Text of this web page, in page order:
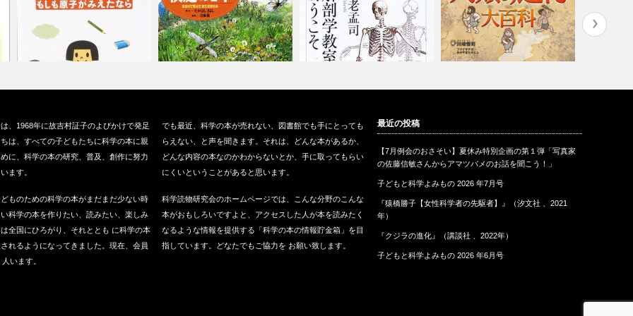
（仮説社、20…
2003）
くま文庫、2…
、1968年に故吉村証子のよびかけで発足
は、すべての子どもたちに科学の本に親
に、科学の本の研究、普及、創作に努力
ます。
ものための科学の本がまだまだ少ない時
科学の本を作りたい、読みたい、楽しみ
全国にひろがり、それととも に科学の本
れるようになってきました。現在、会員
います。
でも最近、科学の本が売れない、図書館でも手にとっても
らえない、と声を聞きます。それは、どんな本があるか、
どんな内容の本なのかわからないとか、手に取ってもらい
にくいということがあると思います。
科学読物研究会のホームページでは、こんな分野のこんな
本がおもしろいですよと、アクセスした人が本を読みたく
なるような情報を提供する「科学の本の情報貯金箱」を目
指しています。どなたでもご協力を お願い致します。
最近の投稿
【7月例会のおさそい】夏休み特別企画の第１弾「写真家
の佐藤信敏さんからアマツバメのお話を聞こう！」
子どもと科学よみもの 2026 年7月号
『猿橋勝子【女性科学者の先駆者】』（汐文社 、2021
年）
『クジラの進化』（講談社 、2022年）
子どもと科学よみもの 2026 年6月号